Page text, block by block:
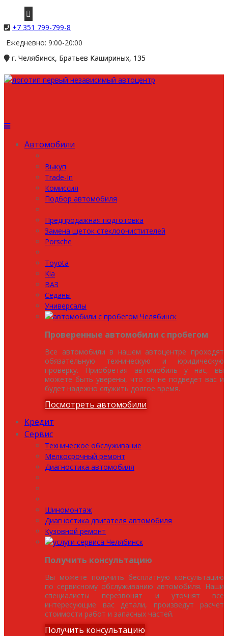
+7 351 799-799-8
Ежедневно: 9:00-20:00
г. Челябинск, Братьев Кашириных, 135
Автомобили
Выкуп
Trade-In
Комиссия
Подбор автомобиля
Предпродажная подготовка
Замена щеток стеклоочистителей
Porsche
Toyota
Kia
ВАЗ
Седаны
Универсалы
Проверенные автомобили с пробегом
Все автомобили в нашем автоцентре проходят
обязательную техническую и юридическую
проверку. Приобретая автомобиль у нас, вы
можете быть уверены, что он не подведет вас и
будет надежно служить долгое время.
Посмотреть автомобили
Кредит
Сервис
Техническое обслуживание
Мелкосрочный ремонт
Диагностика автомобиля
Шиномонтаж
Диагностика двигателя автомобиля
Кузовной ремонт
Получить консультацию
Вы можете получить бесплатную консультацию
по сервисному обслуживанию автомобиля. Наши
специалисты перезвонят и уточнят все
интересующие вас детали, произведут расчет
стоимости работ и запасных частей.
Получить консультацию